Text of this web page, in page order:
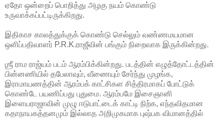
ஏதோ ஒன்றைப் பொறித்து அழகு நயம் கொண்டு
உருவாக்கப்பட்டிருக்கிறது.
இதிகாச காலத்துக்குக் கொண்டு செல்லும் வண்ணமயமான
ஒளிப்பதிவாளர் P.R.K.ராஜீவின் பங்கும் நிறைவாக இருக்கின்றது.
ஶ்ரீ ராம ராஜ்யம் படம் ஆரம்பிக்கின்றது. படத்தின் எழுத்தோட்டத்தின்
பின்னணியில் தபேலாவும், வீணையும் சேர்ந்து முழங்க,
இராமாயணத்தின் ஆரம்பக் காட்சிகள சித்திரமாகப் போட்டுக்
கொண்டே பயணிப்பது புதுமை. ஆரம்பமே இசைஞானி
இளையராஜாவின் முழு ஈடுபாட்டைக் காட்டி நிற்க, எந்தவிதமான
கதாநாயகத்தனமும் இல்லாத அறிமுகமாக புஷ்பக விமானத்தில்